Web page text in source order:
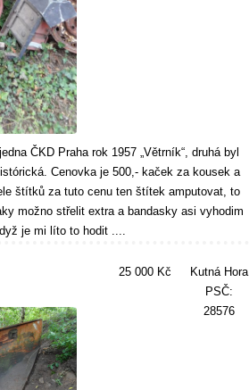
ČKD Praha rok 1957 „Větrník“, druhá byl
Cenovka je 500,- kaček za kousek a
štítků za tuto cenu ten štítek amputovat, to
možno střelit extra a bandasky asi vyhodim
je mi líto to hodit ....
25 000 Kč
Kutná Hora
PSČ:
28576